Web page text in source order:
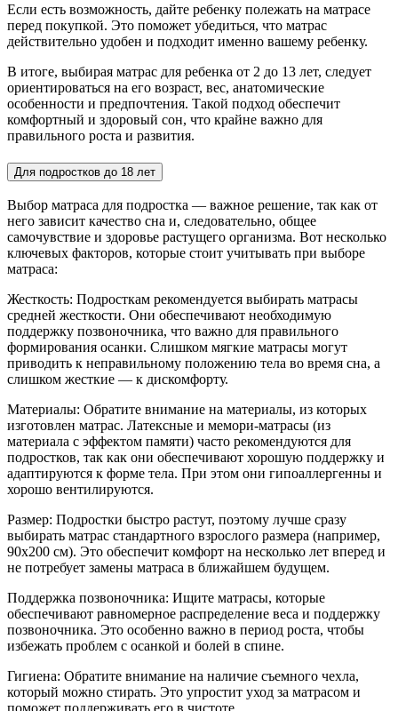
Если есть возможность, дайте ребенку полежать на матрасе
перед покупкой. Это поможет убедиться, что матрас
действительно удобен и подходит именно вашему ребенку.
В итоге, выбирая матрас для ребенка от 2 до 13 лет, следует
ориентироваться на его возраст, вес, анатомические
особенности и предпочтения. Такой подход обеспечит
комфортный и здоровый сон, что крайне важно для
правильного роста и развития.
Для подростков до 18 лет
Выбор матраса для подростка — важное решение, так как от
него зависит качество сна и, следовательно, общее
самочувствие и здоровье растущего организма. Вот несколько
ключевых факторов, которые стоит учитывать при выборе
матраса:
Жесткость: Подросткам рекомендуется выбирать матрасы
средней жесткости. Они обеспечивают необходимую
поддержку позвоночника, что важно для правильного
формирования осанки. Слишком мягкие матрасы могут
приводить к неправильному положению тела во время сна, а
слишком жесткие — к дискомфорту.
Материалы: Обратите внимание на материалы, из которых
изготовлен матрас. Латексные и мемори-матрасы (из
материала с эффектом памяти) часто рекомендуются для
подростков, так как они обеспечивают хорошую поддержку и
адаптируются к форме тела. При этом они гипоаллергенны и
хорошо вентилируются.
Размер: Подростки быстро растут, поэтому лучше сразу
выбирать матрас стандартного взрослого размера (например,
90x200 см). Это обеспечит комфорт на несколько лет вперед и
не потребует замены матраса в ближайшем будущем.
Поддержка позвоночника: Ищите матрасы, которые
обеспечивают равномерное распределение веса и поддержку
позвоночника. Это особенно важно в период роста, чтобы
избежать проблем с осанкой и болей в спине.
Гигиена: Обратите внимание на наличие съемного чехла,
который можно стирать. Это упростит уход за матрасом и